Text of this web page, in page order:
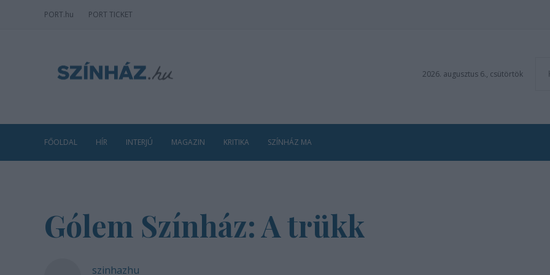
PORT.hu PORT TICKET
2026. augusztus 6., csütörtök
FŐOLDAL HÍR INTERJÚ MAGAZIN KRITIKA SZÍNHÁZ MA
Gólem Színház: A trükk
szinhazhu